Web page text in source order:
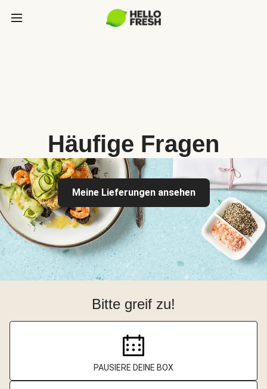
Häufige Fragen
Meine Lieferungen ansehen
Bitte greif zu!
PAUSIERE DEINE BOX